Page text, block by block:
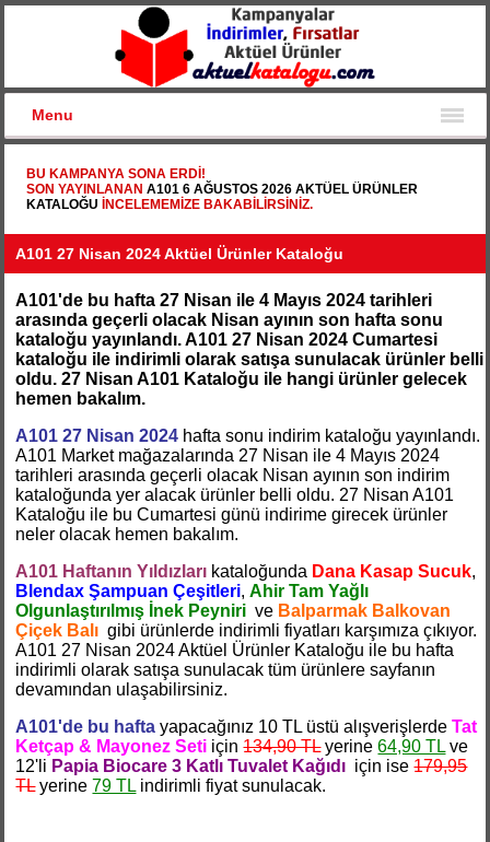
Menu
BU KAMPANYA SONA ERDI!
SON YAYINLANANA101 6 AĞUSTOS 2026 AKTÜEL ÜRÜNLER
KATALOĞU
INCELEMEMIZE BAKABILIRSINIZ.
A101 27 Nisan 2024 Aktüel Ürünler Kataloğu
A101'de bu hafta 27 Nisan ile 4 Mayıs 2024 tarihleri
arasında geçerli olacak Nisan ayının son hafta sonu
kataloğu yayınlandı. A101 27 Nisan 2024 Cumartesi
kataloğu ile indirimli olarak satışa sunulacak ürünler belli
oldu. 27 Nisan A101 Kataloğu ile hangi ürünler gelecek
hemen bakalım.
A101 27 Nisan 2024 hafta sonu indirim kataloğu yayınlandı.
A101 Market mağazalarında 27 Nisan ile 4 Mayıs 2024
tarihleri arasında geçerli olacak Nisan ayının son indirim
kataloğunda yer alacak ürünler belli oldu. 27 Nisan A101
Kataloğu ile bu Cumartesi günü indirime girecek ürünler
neler olacak hemen bakalım.
A101 Haftanın Yıldızları kataloğunda Dana Kasap Sucuk,
Blendax Şampuan Çeşitleri,Ahir Tam Yağlı
Olgunlaştırılmış İnek Peyniri ve Balparmak Balkovan
Çiçek Balı gibi ürünlerde indirimli fiyatları karşımıza çıkıyor.
A101 27 Nisan 2024 Aktüel Ürünler Kataloğu ile bu hafta
indirimli olarak satışa sunulacak tüm ürünlere sayfanın
devamından ulaşabilirsiniz.
A101'de bu hafta yapacağınız 10 TL üstü alışverişlerdeTat
Ketçap & Mayonez Seti için134,90 TLyerine64,90 TL ve
12'li Papia Biocare 3 Katlı Tuvalet Kağıdı için ise179,95
TLyerine79 TL indirimli fiyat sunulacak.